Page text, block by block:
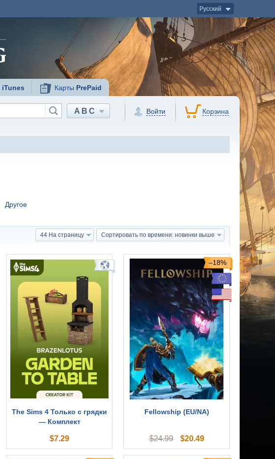
Русский
iTunes Карты PrePaid
ABC Войти Корзина
Другое
Сортировать по времени: новинки выше
44 На страницу
The Sims 4 Только с грядки
— Комплект
$7.29
–18%
Fellowship (EU/NA)
$24.99 $20.49